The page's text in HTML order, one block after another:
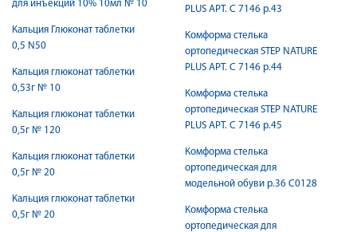
для инъекций 10% 10мл № 10
Кальция Глюконат таблетки
0,5 N50
Кальция глюконат таблетки
0,53г № 10
Кальция глюконат таблетки
0,5г № 120
Кальция глюконат таблетки
0,5г № 20
Кальция глюконат таблетки
0,5г № 20
PLUS АРТ. С 7146 р.43
Комформа стелька
ортопедическая STEP NATURE
PLUS АРТ. С 7146 р.44
Комформа стелька
ортопедическая STEP NATURE
PLUS АРТ. С 7146 р.45
Комформа стелька
ортопедическая для
модельной обуви р.36 С0128
Комформа стелька
ортопедическая для